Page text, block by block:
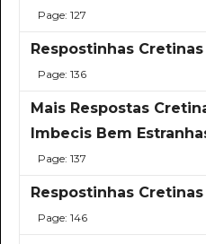
Page: 127
Respostinhas Cretinas
Page: 136
Mais Respostas
Imbecis Bem
Page: 137
Respostinhas Cretinas
Page: 146